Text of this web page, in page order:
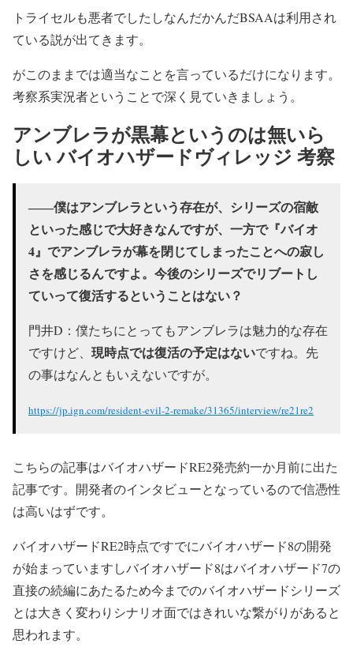
トライセルも悪者でしたしなんだかんだBSAAは利用され
ている説が出てきます。
がこのままでは適当なことを言っているだけになります。
考察系実況者ということで深く見ていきましょう。
アンブレラが黒幕というのは無いら
しい バイオハザードヴィレッジ 考察
――僕はアンブレラという存在が、シリーズの宿敵
といった感じで大好きなんですが、一方で『バイオ
4』でアンブレラが幕を閉じてしまったことへの寂し
さを感じるんですよ。今後のシリーズでリブートし
ていって復活するということはない？
門井D：僕たちにとってもアンブレラは魅力的な存在
ですけど、 現時点では復活の予定はないですね。先
の事はなんともいえないですが。
https://jp.ign.com/resident-evil-2-remake/31365/interview/re21re2
こちらの記事はバイオハザードRE2発売約一か月前に出た
記事です。開発者のインタビューとなっているので信憑性
は高いはずです。
バイオハザードRE2時点ですでにバイオハザード8の開発
が始まっていますしバイオハザード8はバイオハザード7の
直接の続編にあたるため今までのバイオハザードシリーズ
とは大きく変わりシナリオ面ではきれいな繋がりがあると
思われます。